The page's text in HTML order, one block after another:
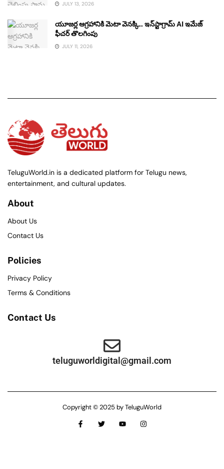
JULY 13, 2026
యూజర్ల ఆగ్రహానికి మెటా వెనక్కి.. ఇన్‌స్టాగ్రామ్ AI ఇమేజ్
ఫీచర్ తొలగింపు
JULY 11, 2026
TeluguWorld.in is a dedicated platform for Telugu news,
entertainment, and cultural updates.
About
About Us
Contact Us
Policies
Privacy Policy
Terms & Conditions
Contact Us
teluguworldigital@gmail.com
Copyright © 2025 by TeluguWorld